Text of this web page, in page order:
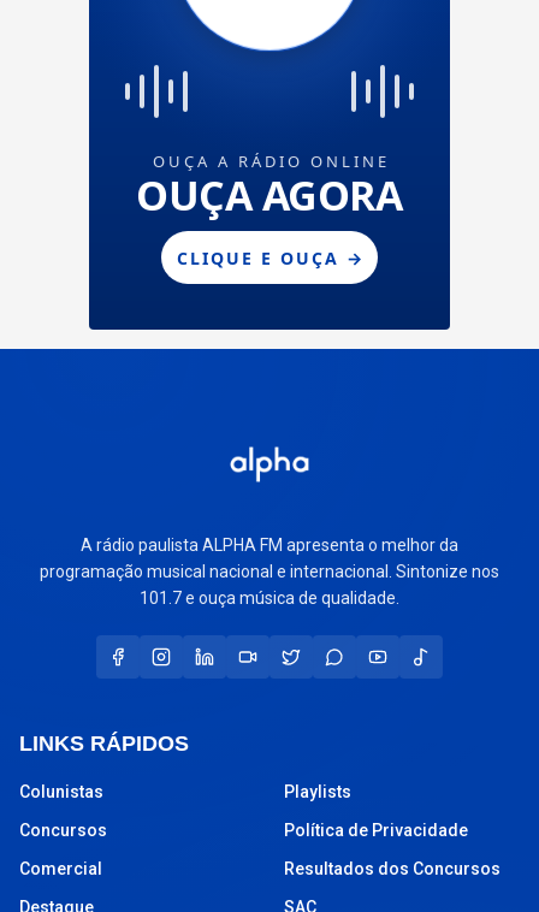
A rádio paulista ALPHA FM apresenta o melhor da
programação musical nacional e internacional. Sintonize nos
101.7 e ouça música de qualidade.
LINKS RÁPIDOS
Colunistas
Concursos
Comercial
Destaque
Playlists
Política de Privacidade
Resultados dos Concursos
SAC